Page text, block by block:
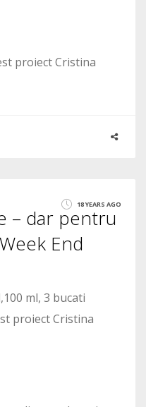
proiect Cristina
18 YEARS AGO
– dar pentru
End
ml, 3 bucati
proiect Cristina